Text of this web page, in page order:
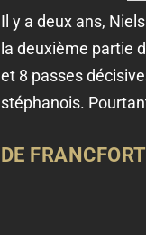
Il y a deux ans,
la deuxième partie
et 8 passes
stéphanois.
DE